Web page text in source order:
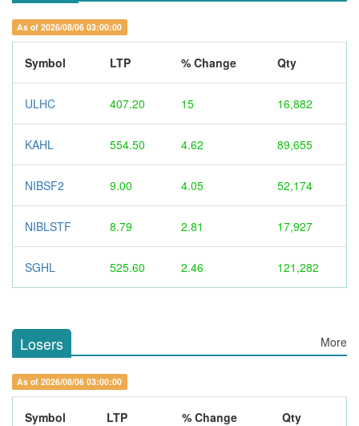
As of 2026/08/06 03:00:00
Symbol LTP % Change Qty
ULHC 407.20 15 16,882
KAHL 554.50 4.62 89,655
NIBSF2 9.00 4.05 52,174
NIBLSTF 8.79 2.81 17,927
SGHL 525.60 2.46 121,282
Losers More
As of 2026/08/06 03:00:00
Symbol LTP % Change Qty